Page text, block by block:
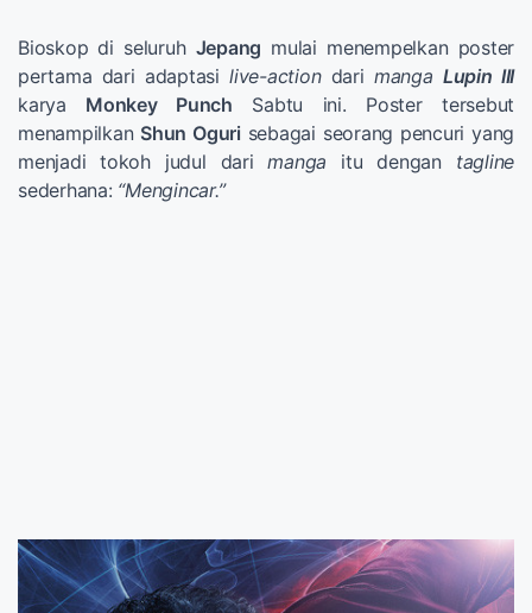
Bioskop di seluruh Jepang mulai menempelkan poster
pertama dari adaptasi live-actiondari manga Lupin III
karya Monkey Punch Sabtu ini. Poster tersebut
menampilkan Shun Oguri sebagai seorang pencuri yang
menjadi tokoh judul darimanga itu dengan tagline
sederhana: “Mengincar.”